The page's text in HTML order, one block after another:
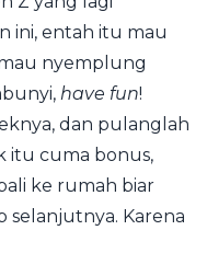
ini, entah itu mau
nyemplung
have fun!
dan pulanglah
itu cuma bonus,
ke rumah biar
selanjutnya. Karena